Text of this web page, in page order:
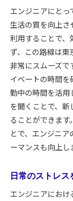
エンジニアにとっ
生活の質を向上さ
利用することで、
ず、この路線は
非常にスムーズで
イベートの時間
勤中の時間を活用
を聞くことで、
ることができます
とで、エンジニ
ーマンスも向上し
日常のストレ
エンジニアにお